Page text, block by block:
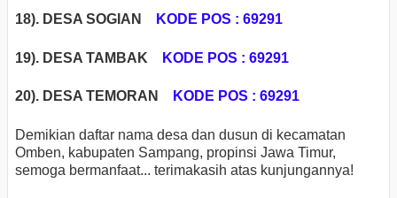
18). DESA SOGIAN KODE POS : 69291
19). DESA TAMBAK KODE POS : 69291
20). DESA TEMORAN KODE POS : 69291
Demikian daftar nama desa dan dusun di kecamatan
Omben, kabupaten Sampang, propinsi Jawa Timur,
semoga bermanfaat... terimakasih atas kunjungannya!